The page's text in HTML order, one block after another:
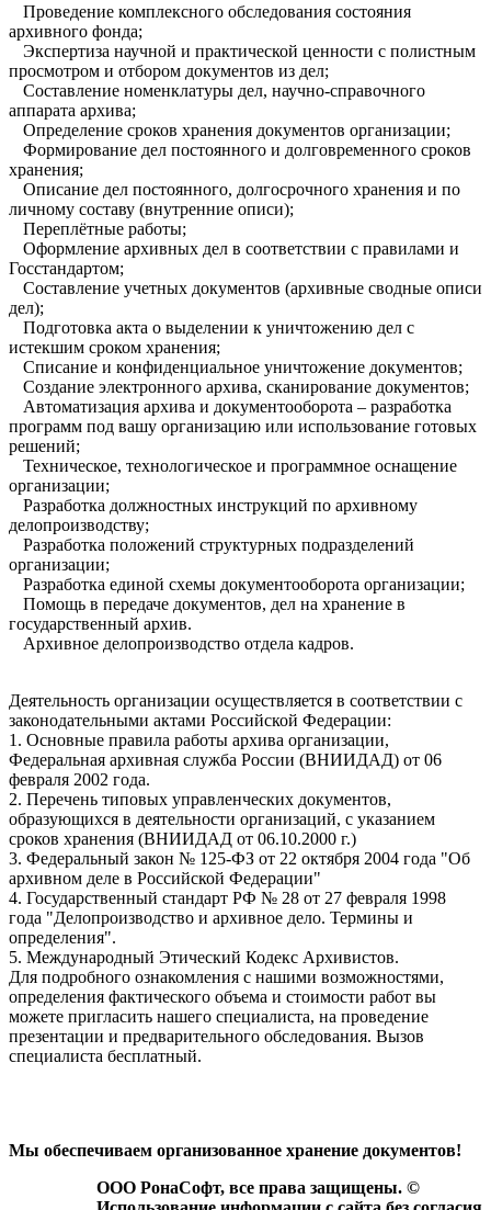
Проведение комплексного обследования состояния
архивного фонда;
Экспертиза научной и практической ценности с полистным
просмотром и отбором документов из дел;
Составление номенклатуры дел, научно-справочного
аппарата архива;
Определение сроков хранения документов организации;
Формирование дел постоянного и долговременного сроков
хранения;
Описание дел постоянного, долгосрочного хранения и по
личному составу (внутренние описи);
Переплётные работы;
Оформление архивных дел в соответствии с правилами и
Госстандартом;
Составление учетных документов (архивные сводные описи
дел);
Подготовка акта о выделении к уничтожению дел с
истекшим сроком хранения;
Списание и конфиденциальное уничтожение документов;
Создание электронного архива, сканирование документов;
Автоматизация архива и документооборота – разработка
программ под вашу организацию или использование готовых
решений;
Техническое, технологическое и программное оснащение
организации;
Разработка должностных инструкций по архивному
делопроизводству;
Разработка положений структурных подразделений
организации;
Разработка единой схемы документооборота организации;
Помощь в передаче документов, дел на хранение в
государственный архив.
Архивное делопроизводство отдела кадров.
Деятельность организации осуществляется в соответствии с
законодательными актами Российской Федерации:
1. Основные правила работы архива организации,
Федеральная архивная служба России (ВНИИДАД) от 06
февраля 2002 года.
2. Перечень типовых управленческих документов,
образующихся в деятельности организаций, с указанием
сроков хранения (ВНИИДАД от 06.10.2000 г.)
3. Федеральный закон № 125-ФЗ от 22 октября 2004 года "Об
архивном деле в Российской Федерации"
4. Государственный стандарт РФ № 28 от 27 февраля 1998
года "Делопроизводство и архивное дело. Термины и
определения".
5. Международный Этический Кодекс Архивистов.
Для подробного ознакомления с нашими возможностями,
определения фактического объема и стоимости работ вы
можете пригласить нашего специалиста, на проведение
презентации и предварительного обследования. Вызов
специалиста бесплатный.
Мы обеспечиваем организованное хранение документов!
ООО РонаСофт, все права защищены. ©